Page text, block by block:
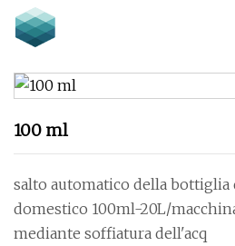
100 ml
salto automatico della bottiglia
domestico 100ml-20L/
mediante soffiatura dell'acq